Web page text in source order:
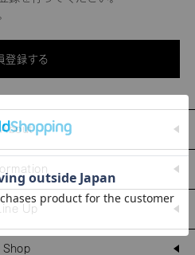
登録する
About
Line Up
Shop